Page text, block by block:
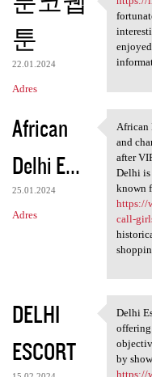
툰
22.01.2024
Adres
African
Delhi E...
25.01.2024
Adres
African
and
after
Delhi is
known
https://
call-
DELHI
ESCORT
Delhi
Delhi
by
https://